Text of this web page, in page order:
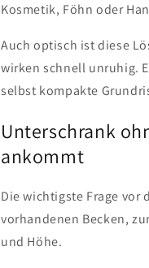
Kosmetik, Föhn oder
Auch optisch ist diese
wirken schnell unruhig.
selbst kompakte
Unterschrank
ankommt
Die wichtigste Frage vor
vorhandenen Becken,
und Höhe.